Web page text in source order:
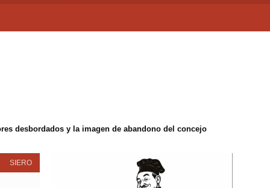
desbordados y la imagen de abandono del concejo
SIERO